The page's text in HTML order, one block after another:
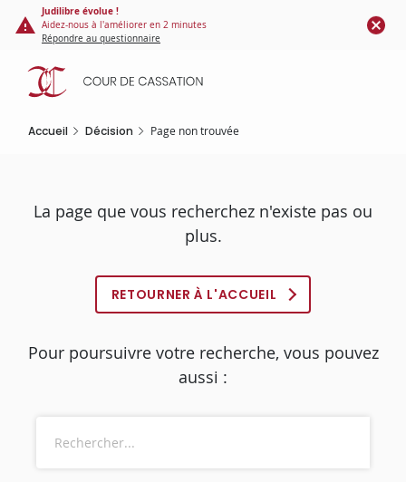
Panneau de gestion des cookies
contenu
principal
Judilibre évolue !
Aidez-nous à l'améliorer en 2 minutes
Répondre au questionnaire
Accueil Décision Page non trouvée
La page que vous recherchez n'existe pas ou
plus.
RETOURNER À L'ACCUEIL
Pour poursuivre votre recherche, vous pouvez
aussi :